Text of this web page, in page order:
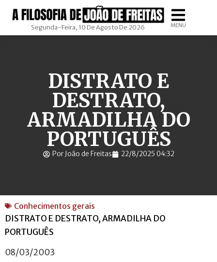
Segunda-Feira, 10 De Agosto De 2026 MENU
DISTRATO E
DESTRATO,
ARMADILHA DO
PORTUGUÊS
Por João de Freitas 22/8/2025 04:32
Conhecimentos gerais
DISTRATO E DESTRATO, ARMADILHA DO
PORTUGUÊS
08/03/2003